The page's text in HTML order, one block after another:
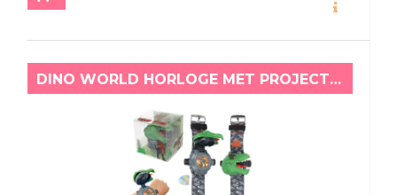
DINO WORLD HORLOGE MET PROJECTOR